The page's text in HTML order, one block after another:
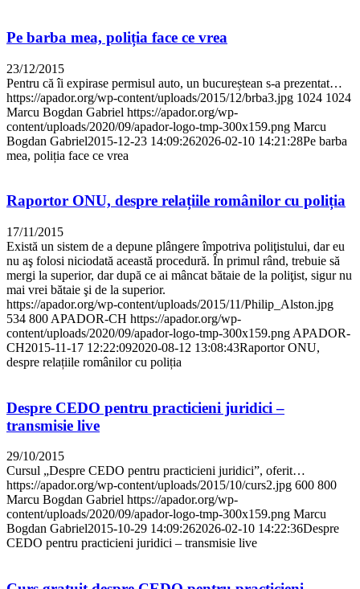
Pe barba mea, poliția face ce vrea
23/12/2015
Pentru că îi expirase permisul auto, un bucureștean s-a prezentat…
https://apador.org/wp-content/uploads/2015/12/brba3.jpg 1024 1024
Marcu Bogdan Gabriel https://apador.org/wp-
content/uploads/2020/09/apador-logo-tmp-300x159.png Marcu
Bogdan Gabriel2015-12-23 14:09:262026-02-10 14:21:28Pe barba
mea, poliția face ce vrea
Raportor ONU, despre relațiile românilor cu poliția
17/11/2015
Există un sistem de a depune plângere împotriva poliţistului, dar eu
nu aş folosi niciodată această procedură. În primul rând, trebuie să
mergi la superior, dar după ce ai mâncat bătaie de la poliţist, sigur nu
mai vrei bătaie şi de la superior.
https://apador.org/wp-content/uploads/2015/11/Philip_Alston.jpg
534 800 APADOR-CH https://apador.org/wp-
content/uploads/2020/09/apador-logo-tmp-300x159.png APADOR-
CH2015-11-17 12:22:092020-08-12 13:08:43Raportor ONU,
despre relațiile românilor cu poliția
Despre CEDO pentru practicieni juridici –
transmisie live
29/10/2015
Cursul „Despre CEDO pentru practicieni juridici”, oferit…
https://apador.org/wp-content/uploads/2015/10/curs2.jpg 600 800
Marcu Bogdan Gabriel https://apador.org/wp-
content/uploads/2020/09/apador-logo-tmp-300x159.png Marcu
Bogdan Gabriel2015-10-29 14:09:262026-02-10 14:22:36Despre
CEDO pentru practicieni juridici – transmisie live